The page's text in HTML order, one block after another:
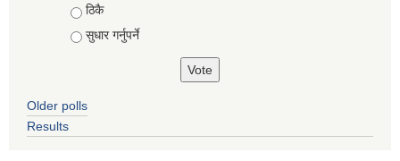
ठिकै
सुधार गर्नुपर्ने
Older polls
Results